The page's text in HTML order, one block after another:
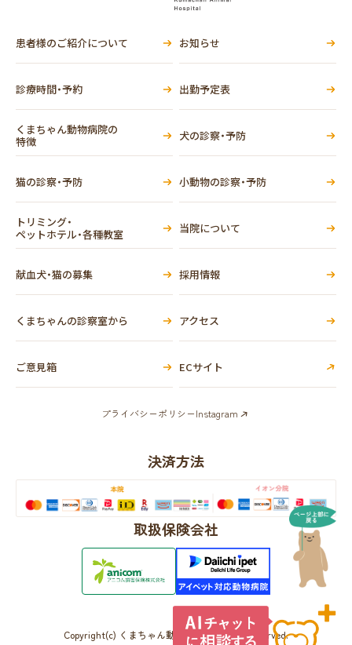
患者様のご紹介について お知らせ
診療時間・予約 出勤予定表
くまちゃん動物病院の
特徴
犬の診察・予防
猫の診察・予防 小動物の診察・予防
トリミング・
ペットホテル・各種教室
当院について
献血犬・猫の募集 採用情報
くまちゃんの診察室から アクセス
ご意見箱 ECサイト
プライバシーポリシーInstagram
決済方法
取扱保険会社
Copyright(c) くまちゃん動物病院 All Rights Reserved.